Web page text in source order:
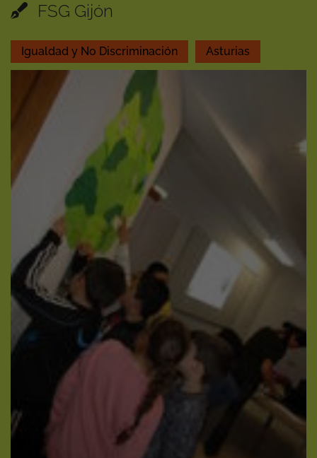
FSG Gijón
Igualdad y No Discriminación Asturias